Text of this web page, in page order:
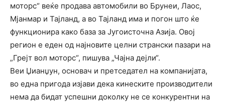
моторс“ веќе продава автомобили во Брунеи, Лаос,
Мјанмар и Тајланд, а во Тајланд има и погон што ќе
функционира како база за Југоисточна Азија. Овој
регион е еден од најновите целни странски пазари на
„Грејт вол моторс“, пишува „Чајна дејли“.
Веи Џианџун, основач и претседател на компанијата,
во една пригода изјави дека кинеските производители
нема да бидат успешни доколку не се конкурентни на